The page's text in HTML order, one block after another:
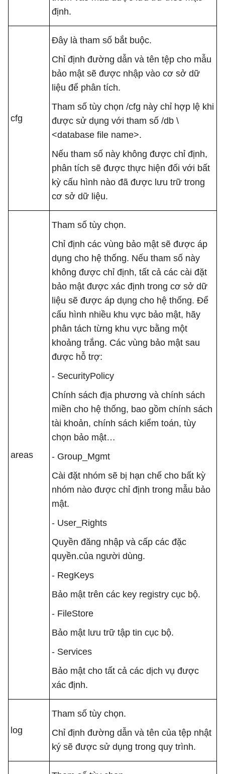
định.
cfg
Đây là tham số bắt buộc.
Chỉ định đường dẫn và tên tệp cho mẫu
bảo mật sẽ được nhập vào cơ sở dữ
liệu để phân tích.
Tham số tùy chọn /cfg này chỉ hợp lệ khi
được sử dụng với tham số /db \
<database file name>.
Nếu tham số này không được chỉ định,
phân tích sẽ được thực hiện đối với bất
kỳ cấu hình nào đã được lưu trữ trong
cơ sở dữ liệu.
areas
Tham số tùy chọn.
Chỉ định các vùng bảo mật sẽ được áp
dụng cho hệ thống. Nếu tham số này
không được chỉ định, tất cả các cài đặt
bảo mật được xác định trong cơ sở dữ
liệu sẽ được áp dụng cho hệ thống. Để
cấu hình nhiều khu vực bảo mật, hãy
phân tách từng khu vực bằng một
khoảng trắng. Các vùng bảo mật sau
được hỗ trợ:
- SecurityPolicy
Chính sách địa phương và chính sách
miền cho hệ thống, bao gồm chính sách
tài khoản, chính sách kiểm toán, tùy
chọn bảo mật…
- Group_Mgmt
Cài đặt nhóm sẽ bị hạn chế cho bất kỳ
nhóm nào được chỉ định trong mẫu bảo
mật.
- User_Rights
Quyền đăng nhập và cấp các đặc
quyền.của người dùng.
- RegKeys
Bảo mật trên các key registry cục bộ.
- FileStore
Bảo mật lưu trữ tập tin cục bộ.
- Services
Bảo mật cho tất cả các dịch vụ được
xác định.
log
Tham số tùy chọn.
Chỉ định đường dẫn và tên của tệp nhật
ký sẽ được sử dụng trong quy trình.